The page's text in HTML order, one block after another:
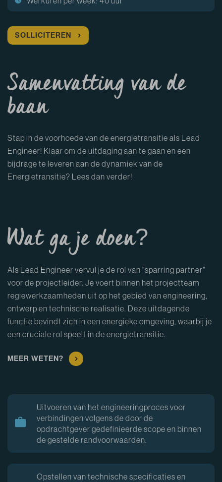
SOLLICITEREN
Samenvatting van de
baan
Stap in de voorhoede van de energietransitie als Lead
Engineer! Klaar om de uitdaging aan te gaan en een
bijdrage te leveren aan de dynamiek van de
Energietransitie? Lees dan verder!
Wat ga je doen?
Als Lead Engineer vervul je de rol van "sparring partner"
voor de projectleider. Je voert binnen het projectteam
regiewerkzaamheden uit op het gebied van engineering,
ontwerp en technische realisatie. Deze uitdagende
functie bevindt zich in een energieke omgeving, waarbij je
een cruciale rol speelt in de energietransitie.
MEER WETEN?
Uitvoeren van het engineeringproces voor
verbindingen volgens de door de
opdrachtgever gedefinieerde scope en binnen
de gestelde randvoorwaarden.
Opstellen van technische specificaties en